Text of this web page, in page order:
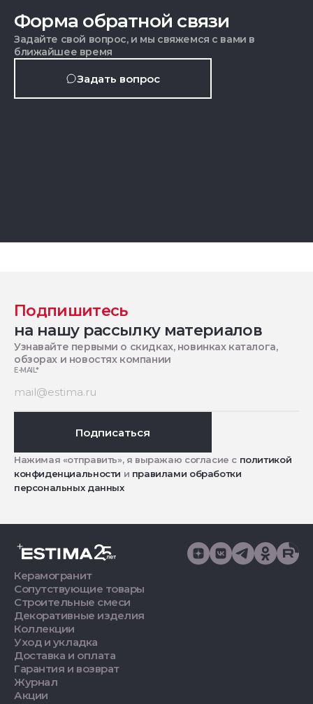
Форма обратной связи
Задайте свой вопрос, и мы свяжемся с вами в
ближайшее время
Задать вопрос
Подпишитесь
на нашу рассылку материалов
Узнавайте первыми о скидках, новинках каталога,
обзорах и новостях компании
E-MAIL*
Подписаться
Нажимая «отправить», я выражаю согласие с политикой
конфиденциальности и правилами обработки
персональных данных
Керамогранит
Сопутствующие товары
Строительные смеси
Декоративные изделия
Коллекции
Уход и укладка
Доставка и оплата
Гарантия и возврат
Журнал
Акции